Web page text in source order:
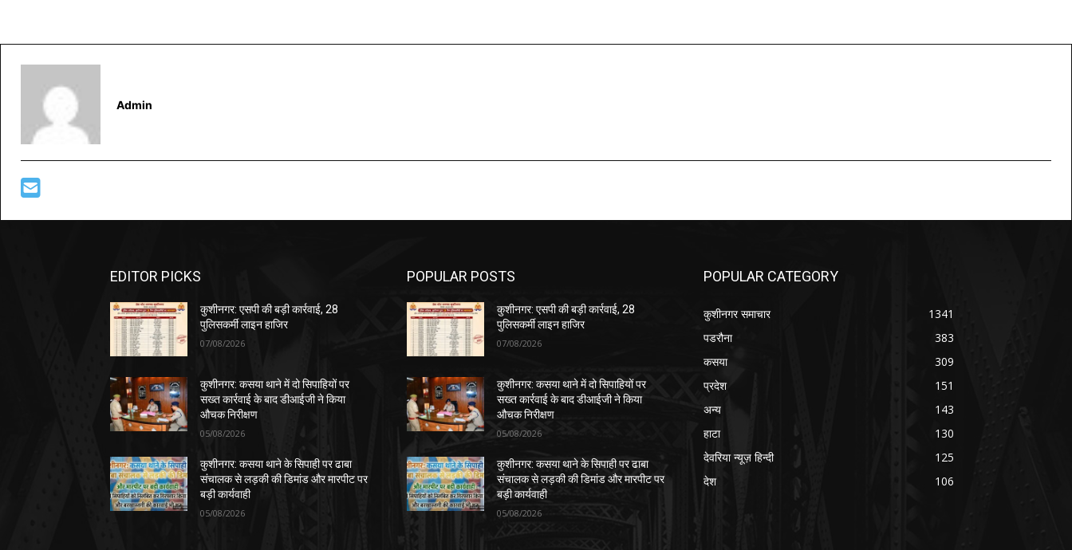
Admin
EDITOR PICKS
कुशीनगर: एसपी की बड़ी कार्रवाई, 28
पुलिसकर्मी लाइन हाजिर
07/08/2026
कुशीनगर: कसया थाने में दो सिपाहियों पर
सख्त कार्रवाई के बाद डीआईजी ने किया
औचक निरीक्षण
05/08/2026
कुशीनगर: कसया थाने के सिपाही पर ढाबा
संचालक से लड़की की डिमांड और मारपीट पर
बड़ी कार्यवाही
05/08/2026
POPULAR POSTS
कुशीनगर: एसपी की बड़ी कार्रवाई, 28
पुलिसकर्मी लाइन हाजिर
07/08/2026
कुशीनगर: कसया थाने में दो सिपाहियों पर
सख्त कार्रवाई के बाद डीआईजी ने किया
औचक निरीक्षण
05/08/2026
कुशीनगर: कसया थाने के सिपाही पर ढाबा
संचालक से लड़की की डिमांड और मारपीट पर
बड़ी कार्यवाही
05/08/2026
POPULAR CATEGORY
कुशीनगर समाचार
1341
पडरौना
383
कसया
309
प्रदेश
151
अन्य
143
हाटा
130
देवरिया न्यूज़ हिन्दी
125
देश
106